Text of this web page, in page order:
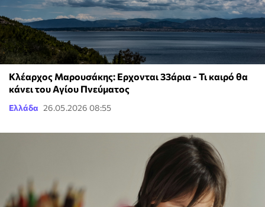
Κλέαρχος Μαρουσάκης: Ερχονται 33άρια - Τι καιρό θα
κάνει του Αγίου Πνεύματος
Ελλάδα 26.05.2026 08:55